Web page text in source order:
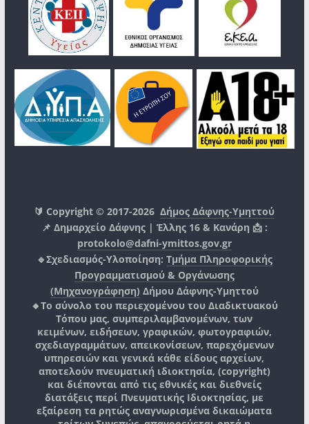
🔰 Copyright © 2017-2026Δήμος Δάφνης-Υμηττού
📌 Δημαρχείο Δάφνης | Έλλης 16 & Κανάρη 📩 :
protokolo@dafni-ymittos.gov.gr
🔹Σχεδιασμός-Υλοποίηση: Τμήμα Πληροφορικής
Προγραμματισμού & Οργάνωσης
(Μηχανογράφηση) Δήμου Δάφνης-Υμηττού
🔸Το σύνολο του περιεχομένου του Διαδικτυακού
Τόπου μας, συμπεριλαμβανομένων, των
κειμένων, ειδήσεων, γραφικών, φωτογραφιών,
σχεδιαγραμμάτων, απεικονίσεων, παρεχόμενων
υπηρεσιών και γενικά κάθε είδους αρχείων,
αποτελούν πνευματική ιδιοκτησία, (copyright)
και διέπονται από τις εθνικές και διεθνείς
διατάξεις περί Πνευματικής Ιδιοκτησίας, με
εξαίρεση τα ρητώς αναγνωρισμένα δικαιώματα